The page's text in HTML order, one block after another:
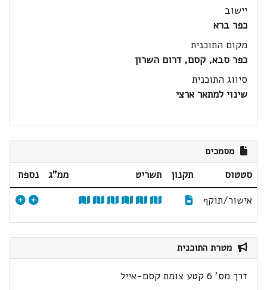
יישוב
כפר ברא
מקום התוכנית
כפר סבא, קסם, דרום השרון
סיווג התוכנית
שינוי למתאר ארצי
מסמכים
סטטוס תקנון תשריט ממ"ג
נספח
אישור/תוקף
מטרת התוכנית
דרך מס' 6 קטע צומת קסם-אייל